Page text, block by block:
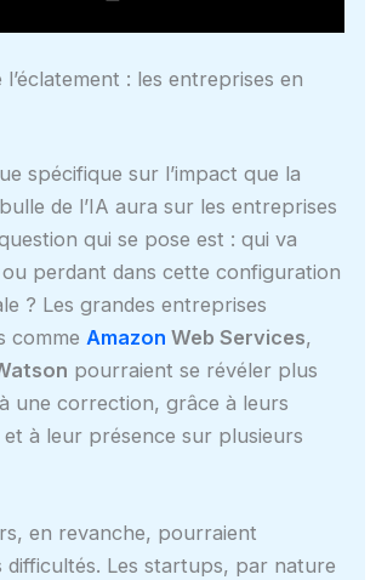
l’éclatement : les entreprises en
spécifique sur l’impact que la
de l’IA aura sur les entreprises
qui se pose est : qui va
perdant dans cette configuration
? Les grandes entreprises
commeAmazon Web Services,
pourraient se révéler plus
une correction, grâce à leurs
et à leur présence sur plusieurs
en revanche, pourraient
difficultés. Les startups, par nature